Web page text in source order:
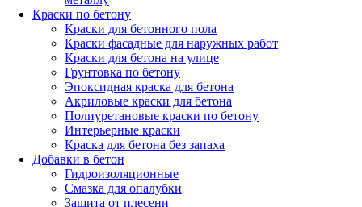
Краски по бетону
Краски для бетонного пола
Краски фасадные для наружных работ
Краски для бетона на улице
Грунтовка по бетону
Эпоксидная краска для бетона
Акриловые краски для бетона
Полиуретановые краски по бетону
Интерьерные краски
Краска для бетона без запаха
Добавки в бетон
Гидроизоляционные
Смазка для опалубки
Защита от плесени